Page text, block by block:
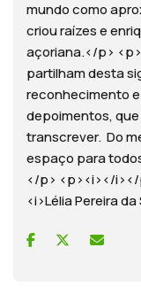
mundo como
criou raízes e
açoriana.</p>
partilham desta
reconhecimento
depoimentos,
transcrever. Do
espaço para
</p> <p><i></
<i>Lélia Pereira